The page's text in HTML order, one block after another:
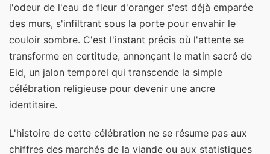
l'odeur de l'eau de fleur d'oranger s'est déjà emparée
des murs, s'infiltrant sous la porte pour envahir le
couloir sombre. C'est l'instant précis où l'attente se
transforme en certitude, annonçant le matin sacré de
Eid, un jalon temporel qui transcende la simple
célébration religieuse pour devenir une ancre
identitaire.
L'histoire de cette célébration ne se résume pas aux
chiffres des marchés de la viande ou aux statistiques